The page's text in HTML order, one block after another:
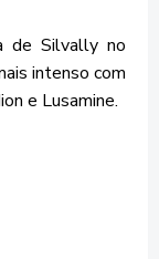
de Silvally no
intenso com
e Lusamine.